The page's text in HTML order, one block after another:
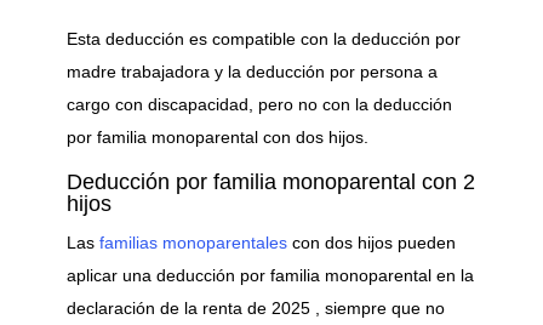
Esta deducción es compatible con la deducción por
madre trabajadora y la deducción por persona a
cargo con discapacidad, pero no con la deducción
por familia monoparental con dos hijos.
Deducción por familia monoparental con 2
hijos
Lasfamilias monoparentales con dos hijos pueden
aplicar una deducción por familia monoparental en la
declaración de la renta de 2025 , siempre que no